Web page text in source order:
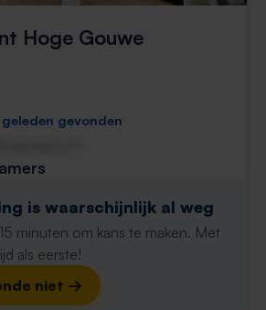
Hoge Gouwe
geleden gevonden
is waarschijnlijk al weg
minuten om kans te maken. Met
als eerste!
niet →